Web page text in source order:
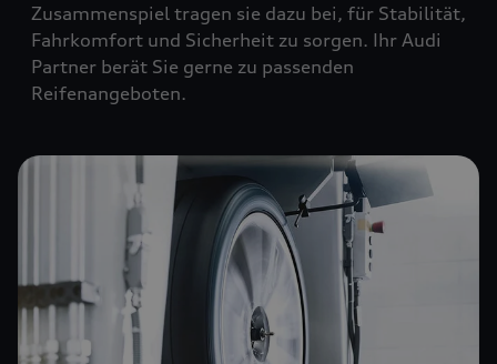
Zusammenspiel tragen sie dazu bei, für Stabilität,
Fahrkomfort und Sicherheit zu sorgen. Ihr Audi
Partner berät Sie gerne zu passenden
Reifenangeboten.